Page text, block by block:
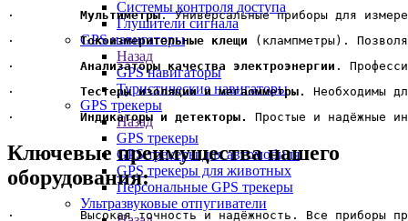
Системы контроля доступа
Глушители сигнала
GPS навигаторы
Назад
GPS навигаторы
Туристические навигаторы
GPS трекеры
Назад
GPS трекеры
GPS трекеры для автомобиля
GPS трекеры для животных
Персональные GPS трекеры
Ультразвуковые отпугиватели
· Мультиметры. Универсальные приборы для
· Токоизмерительные клещи (клампметры).
· Анализаторы качества электроэнергии .
· Тестеры изоляции и мегаомметры.
Необходимы
· Индикаторы и детекторы. Простые и надёжные
Ключевые преимущества нашего
оборудования:
·         Высокая точность и надёжность. Все приборы